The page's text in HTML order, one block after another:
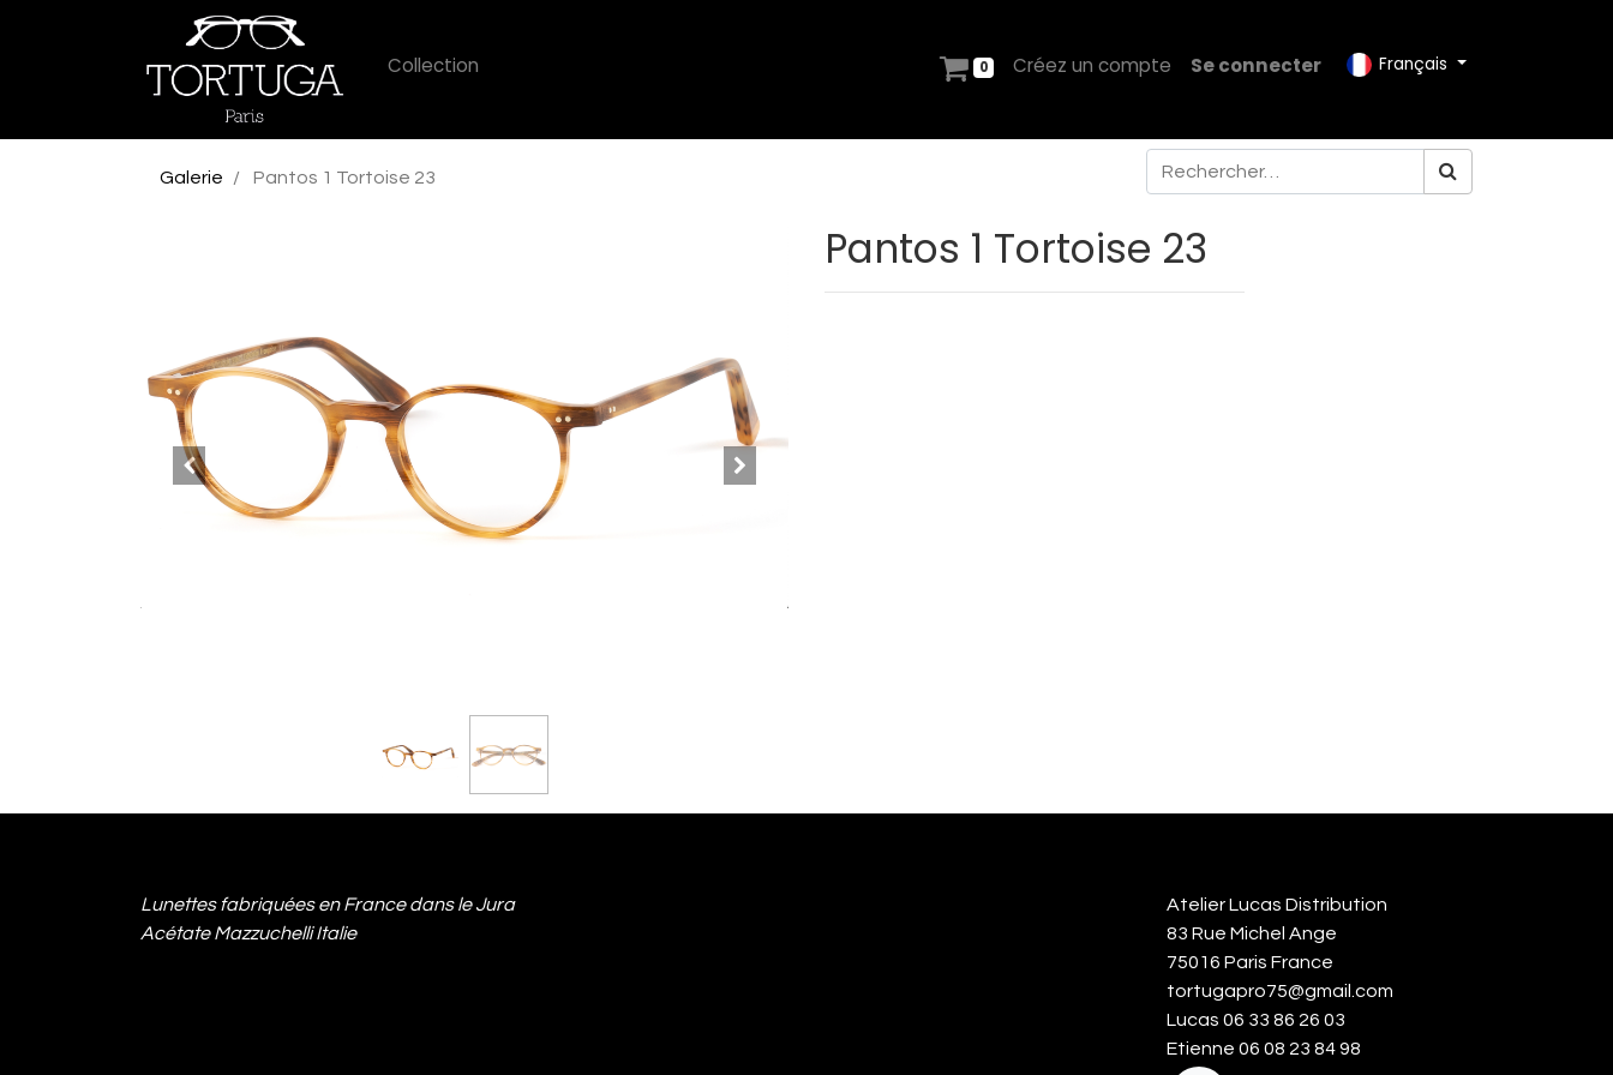
Collection 0 Créez un compte Se connecter Français
Galerie Pantos 1 Tortoise 23
Pantos 1 Tortoise 23
Lunettes fabriquées en France dans le Jura
Acétate Mazzuchelli Italie
Atelier Lucas Distribution
83 Rue Michel Ange
75016 Paris France
tortugapro75@gmail.com
Lucas 06 33 86 26 03
Etienne 06 08 23 84 98